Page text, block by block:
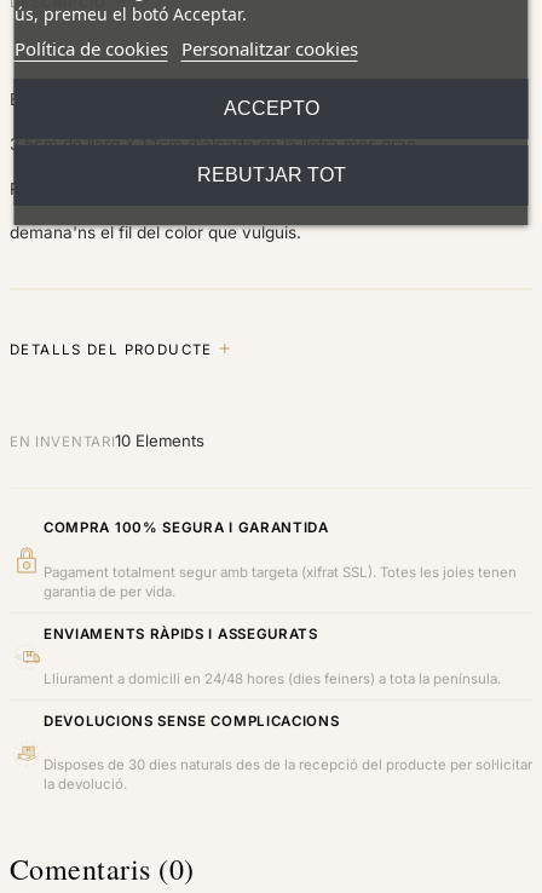
Bonica polsera de plata de llei.
3,5cm de llarg X 1,1cm d'alçada en la lletra mes gran,
Regualable que s'adapta a tots els canells
demana'ns el fil del color que vulguis.
DETALLS DEL PRODUCTE
EN INVENTARI10 Elements
COMPRA 100% SEGURA I GARANTIDA
Pagament totalment segur amb targeta (xifrat SSL). Totes les joies tenen
garantia de per vida.
ENVIAMENTS RÀPIDS I ASSEGURATS
Lliurament a domicili en 24/48 hores (dies feiners) a tota la península.
DEVOLUCIONS SENSE COMPLICACIONS
Disposes de 30 dies naturals des de la recepció del producte per sol·licitar
la devolució.
Comentaris (0)
ús, premeu el botó Acceptar.
Política de cookies Personalitzar cookies
REBUTJAR TOT
ACCEPTO